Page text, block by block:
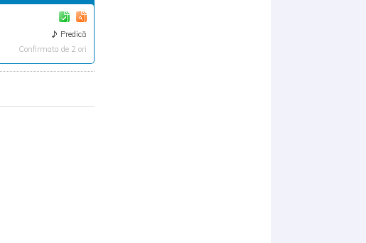
Predică
Confirmata de 2 ori